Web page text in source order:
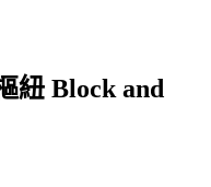
紐 Block and